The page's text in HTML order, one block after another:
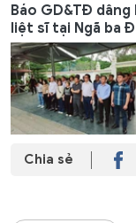
Báo GD&TĐ
liệt sĩ tại Ngã ba
Chia sẻ